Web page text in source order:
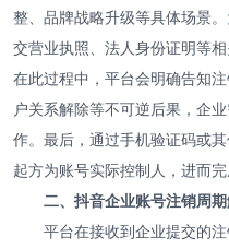
整、品牌战略升级等具体场景
交营业执照、法人身份证明等
在此过程中，平台会明确告知
户关系解除等不可逆后果，企
作。最后，通过手机验证码或
起方为账号实际控制人，进而完
二、抖音企业账号注销周
平台在接收到企业提交的